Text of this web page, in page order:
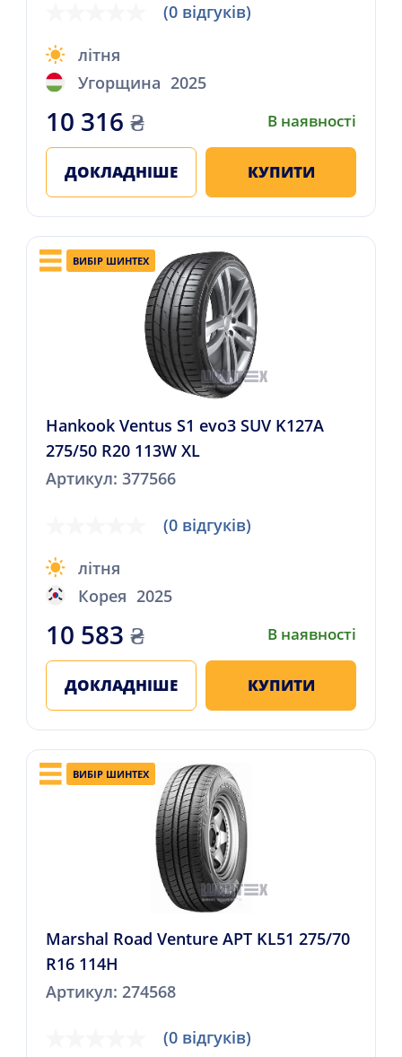
(0 відгуків)
літня
Угорщина 2025
10 316 ₴ В наявності
ДОКЛАДНІШЕ КУПИТИ
ВИБІР ШИНТЕХ
Hankook Ventus S1 evo3 SUV K127A
275/50 R20 113W XL
Артикул: 377566
(0 відгуків)
літня
Корея 2025
10 583 ₴ В наявності
ДОКЛАДНІШЕ КУПИТИ
ВИБІР ШИНТЕХ
Marshal Road Venture APT KL51 275/70
R16 114H
Артикул: 274568
(0 відгуків)